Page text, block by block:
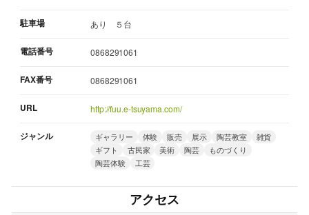
駐車場 あり ５台
電話番号 0868291061
FAX番号 0868291061
URL http://fuu.e-tsuyama.com/
ジャンル ギャラリー 体験 販売 展示 陶芸教室
雑貨
ギフト
古民家 美術 陶芸
ものづくり
陶芸体験
工芸
アクセス